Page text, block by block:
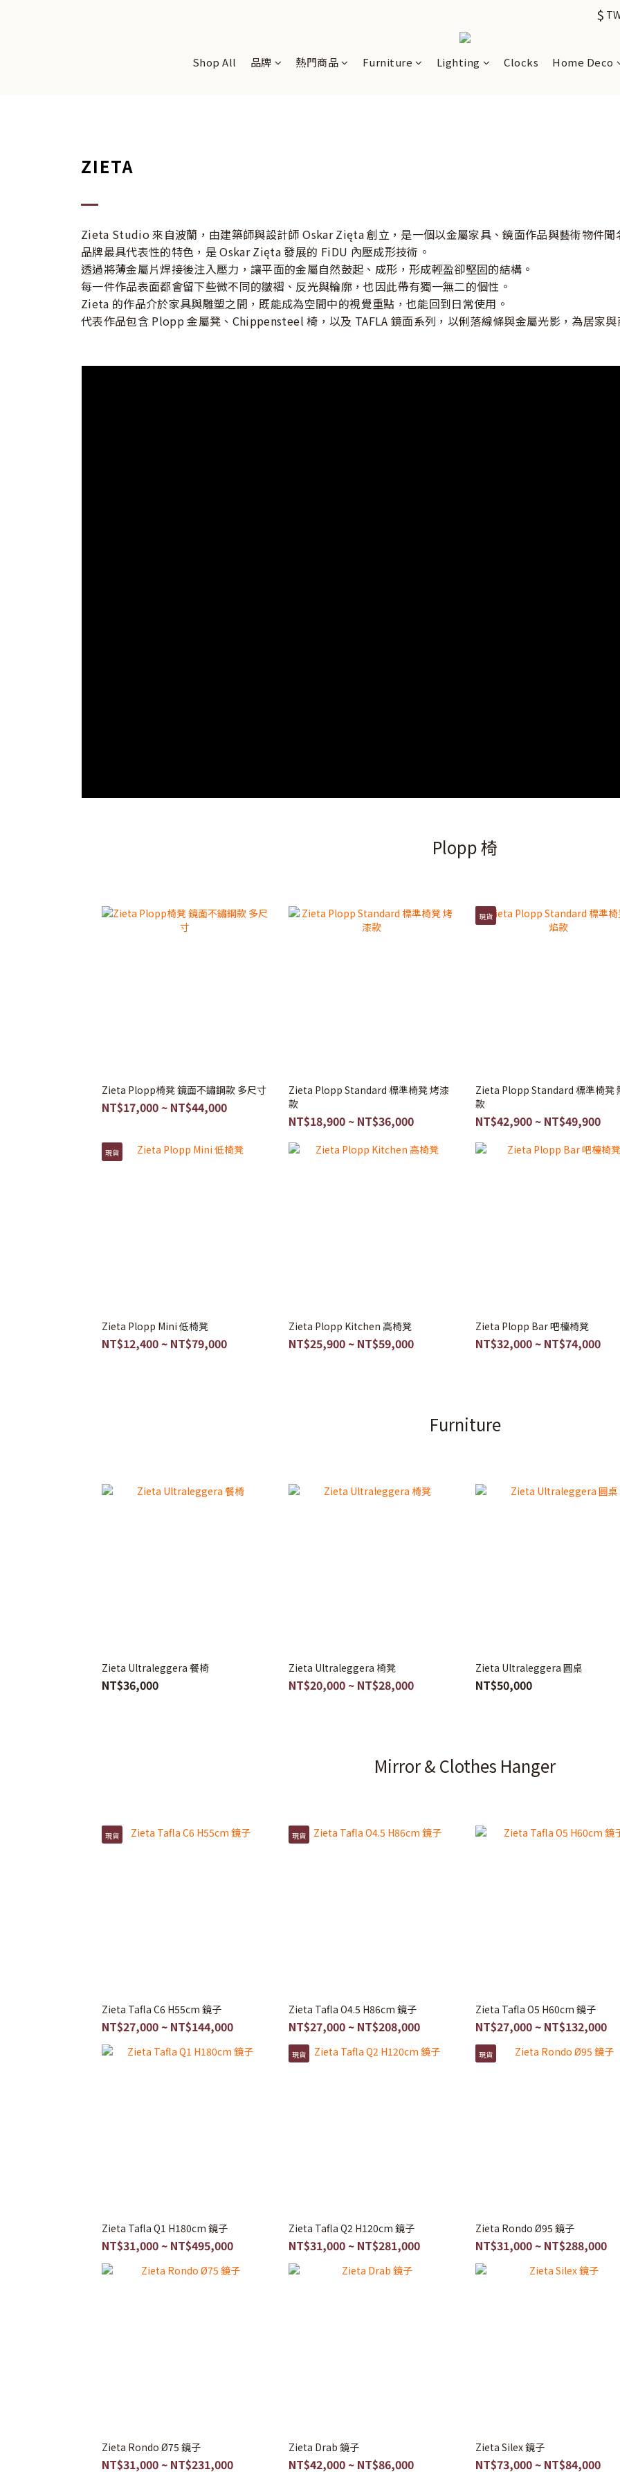
$
Shop All 品牌 熱門商品 Furniture Lighting Clocks Home Deco
ZIETA
Zieta Studio 來自波蘭，由建築師與設計師 Oskar Zięta 創立，是一個以金屬家具、鏡面作品與藝術物件聞
品牌最具代表性的特色，是 Oskar Zięta 發展的 FiDU 內壓成形技術。
透過將薄金屬片焊接後注入壓力，讓平面的金屬自然鼓起、成形，形成輕盈卻堅固的結構。
每一件作品表面都會留下些微不同的皺褶、反光與輪廓，也因此帶有獨一無二的個性。
Zieta 的作品介於家具與雕塑之間，既能成為空間中的視覺重點，也能回到日常使用。
代表作品包含 Plopp 金屬凳、Chippensteel 椅，以及 TAFLA 鏡面系列，以俐落線條與金屬光影，為居家
Plopp 椅
Zieta Plopp椅凳 鏡面不鏽鋼款 多尺寸
NT$17,000 ~ NT$44,000
Zieta Plopp Standard 標準椅凳 烤漆
款
NT$18,900 ~ NT$36,000
現貨
Zieta Plopp Standard 標準椅凳
款
NT$42,900 ~ NT$49,900
現貨
Zieta Plopp Mini 低椅凳
NT$12,400 ~ NT$79,000
Zieta Plopp Kitchen 高椅凳
NT$25,900 ~ NT$59,000
Zieta Plopp Bar 吧檯椅凳
NT$32,000 ~ NT$74,000
Furniture
Zieta Ultraleggera 餐椅
NT$36,000
Zieta Ultraleggera 椅凳
NT$20,000 ~ NT$28,000
Zieta Ultraleggera 圓桌
NT$50,000
Mirror & Clothes Hanger
現貨
Zieta Tafla C6 H55cm 鏡子
NT$27,000 ~ NT$144,000
現貨
Zieta Tafla O4.5 H86cm 鏡子
NT$27,000 ~ NT$208,000
Zieta Tafla O5 H60cm 鏡子
NT$27,000 ~ NT$132,000
Zieta Tafla Q1 H180cm 鏡子
NT$31,000 ~ NT$495,000
現貨
Zieta Tafla Q2 H120cm 鏡子
NT$31,000 ~ NT$281,000
現貨
Zieta Rondo Ø95 鏡子
NT$31,000 ~ NT$288,000
Zieta Rondo Ø75 鏡子
NT$31,000 ~ NT$231,000
Zieta Drab 鏡子
NT$42,000 ~ NT$86,000
Zieta Silex 鏡子
NT$73,000 ~ NT$84,000